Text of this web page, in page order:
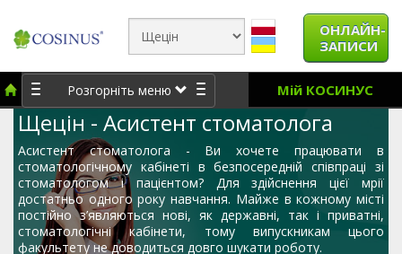
ОНЛАЙН-
ЗАПИСИ
Розгорніть меню Мій КОСИНУС
Щецін - Асистент стоматолога
Асистент стоматолога - Ви хочете працювати в
стоматологічному кабінеті в безпосередній співпраці зі
стоматологом і пацієнтом? Для здійснення цієї мрії
достатньо одного року навчання. Майже в кожному місті
постійно з’являються нові, як державні, так і приватні,
стоматологічні кабінети, тому випускникам цього
факультету не доводиться довго шукати роботу.